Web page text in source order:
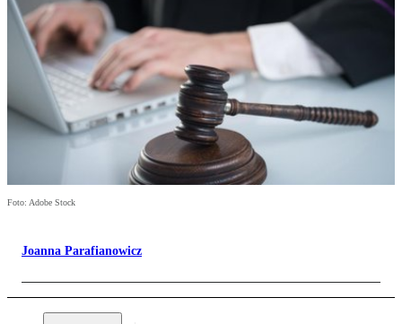
Foto: Adobe Stock
Joanna Parafianowicz